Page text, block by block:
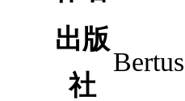
出版
社